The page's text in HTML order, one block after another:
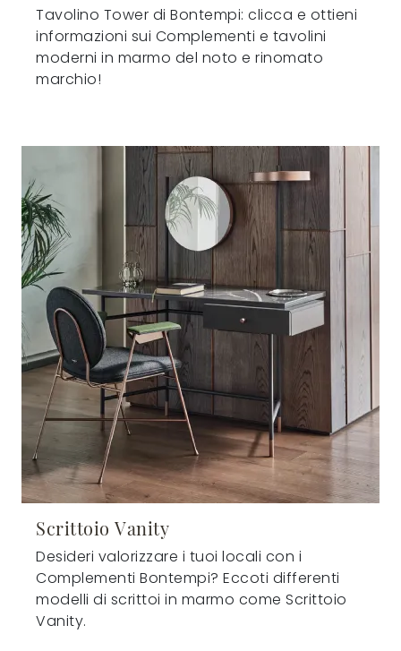
Tavolino Tower di Bontempi: clicca e ottieni
informazioni sui Complementi e tavolini
moderni in marmo del noto e rinomato
marchio!
Scrittoio Vanity
Desideri valorizzare i tuoi locali con i
Complementi Bontempi? Eccoti differenti
modelli di scrittoi in marmo come Scrittoio
Vanity.